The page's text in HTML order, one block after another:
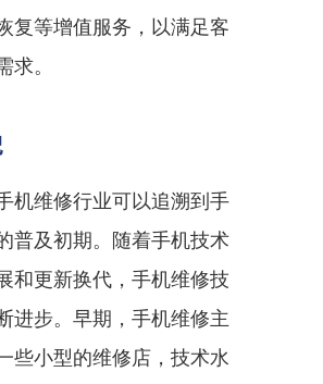
复等增值服务，以满足客
求。
机维修行业可以追溯到手
普及初期。随着手机技术
和更新换代，手机维修技
进步。早期，手机维修主
些小型的维修店，技术水